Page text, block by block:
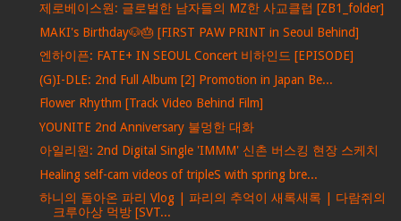
제로베이스원: 글로벌한 남자들의 MZ한 사교클럽 [ZB1_folder]
MAKI's Birthday🐶🎂 [FIRST PAW PRINT in Seoul Behind]
엔하이픈: FATE+ IN SEOUL Concert 비하인드 [EPISODE]
(G)I-DLE: 2nd Full Album [2] Promotion in Japan Be...
Flower Rhythm [Track Video Behind Film]
YOUNITE 2nd Anniversary 불멍한 대화
아일리원: 2nd Digital Single 'IMMM' 신촌 버스킹 현장 스케치
Healing self-cam videos of tripleS with spring bre...
하니의 돌아온 파리 Vlog | 파리의 추억이 새록새록 | 다람쥐의
크루아상 먹방 [SVT...